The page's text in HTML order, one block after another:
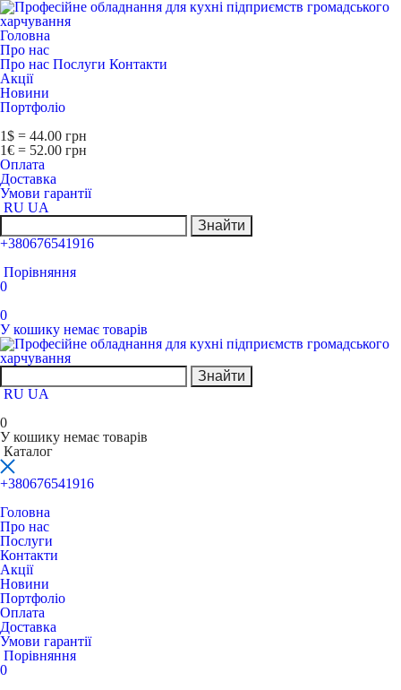
Головна
Про нас
Про нас Послуги Контакти
Акції
Новини
Портфоліо
1$ = 44.00 грн
1€ = 52.00 грн
Оплата
Доставка
Умови гарантії
RU UA
Знайти
+380676541916
Порівняння
0
0
У кошику немає товарів
Знайти
RU UA
0
У кошику немає товарів
Каталог
+380676541916
Головна
Про нас
Послуги
Контакти
Акції
Новини
Портфоліо
Оплата
Доставка
Умови гарантії
Порівняння
0